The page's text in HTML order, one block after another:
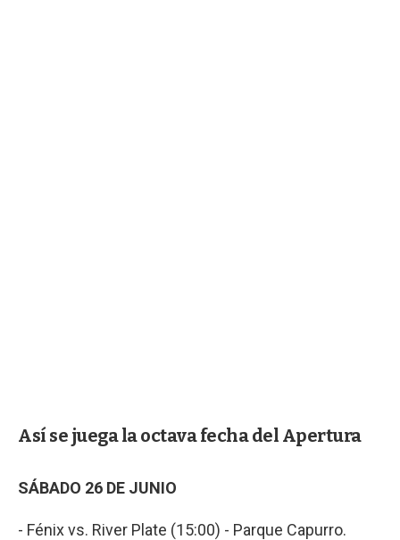
Así se juega la octava fecha del Apertura
SÁBADO 26 DE JUNIO
- Fénix vs. River Plate (15:00) - Parque Capurro.